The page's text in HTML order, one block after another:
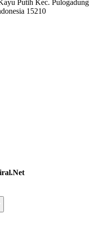
Putih Kec. Pulogadung
15210